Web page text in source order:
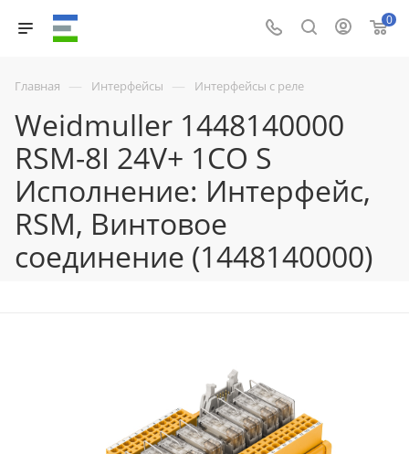
0
Главная — Интерфейсы — Интерфейсы с реле
Weidmuller 1448140000
RSM-8I 24V+ 1CO S
Исполнение: Интерфейс,
RSM, Винтовое
соединение (1448140000)